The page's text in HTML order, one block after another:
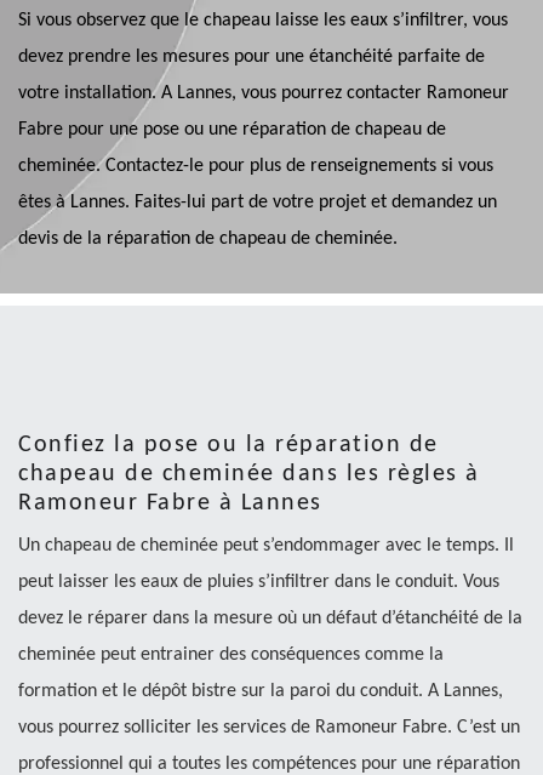
Si vous observez que le chapeau laisse les eaux s’infiltrer, vous
devez prendre les mesures pour une étanchéité parfaite de
votre installation. A Lannes, vous pourrez contacter Ramoneur
Fabre pour une pose ou une réparation de chapeau de
cheminée. Contactez-le pour plus de renseignements si vous
êtes à Lannes. Faites-lui part de votre projet et demandez un
devis de la réparation de chapeau de cheminée.
Confiez la pose ou la réparation de
chapeau de cheminée dans les règles à
Ramoneur Fabre à Lannes
Un chapeau de cheminée peut s’endommager avec le temps. Il
peut laisser les eaux de pluies s’infiltrer dans le conduit. Vous
devez le réparer dans la mesure où un défaut d’étanchéité de la
cheminée peut entrainer des conséquences comme la
formation et le dépôt bistre sur la paroi du conduit. A Lannes,
vous pourrez solliciter les services de Ramoneur Fabre. C’est un
professionnel qui a toutes les compétences pour une réparation